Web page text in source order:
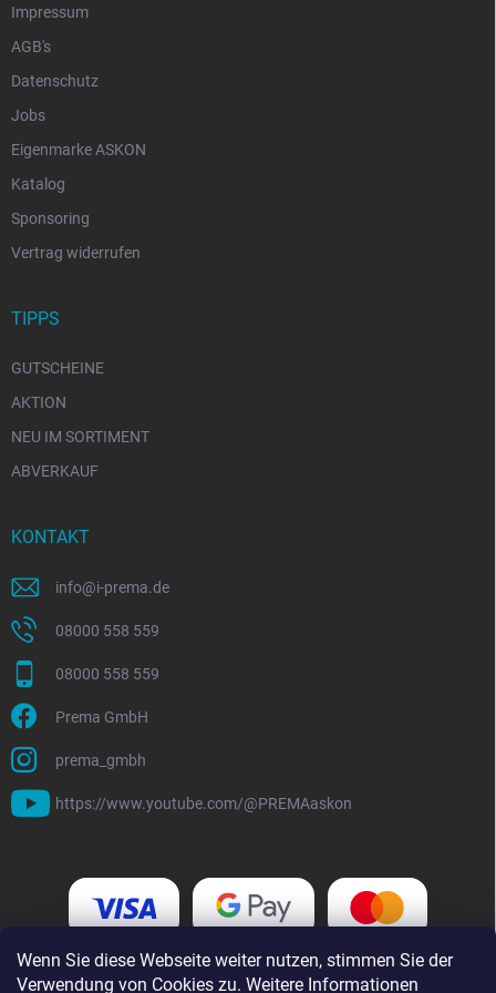
Wenn Sie diese Webseite weiter nutzen, stimmen Sie der
Verwendung von Cookies zu. Weitere Informationen
Impressum
AGB's
Datenschutz
Jobs
Eigenmarke ASKON
Katalog
Sponsoring
Vertrag widerrufen
TIPPS
GUTSCHEINE
AKTION
NEU IM SORTIMENT
ABVERKAUF
KONTAKT
info@i-prema.de
08000 558 559
08000 558 559
Prema GmbH
prema_gmbh
https://www.youtube.com/@PREMAaskon